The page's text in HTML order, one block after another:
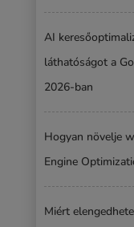
AI
láthatóságot a
2026-ban
Hogyan növelje
Engine
Miért